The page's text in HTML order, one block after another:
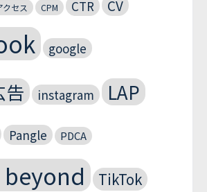
セス CPM CTR CV
google
告 instagram LAP
Pangle PDCA
TikTok